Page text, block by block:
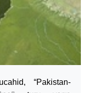
“Pakistan-